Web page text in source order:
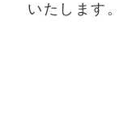
いたします。